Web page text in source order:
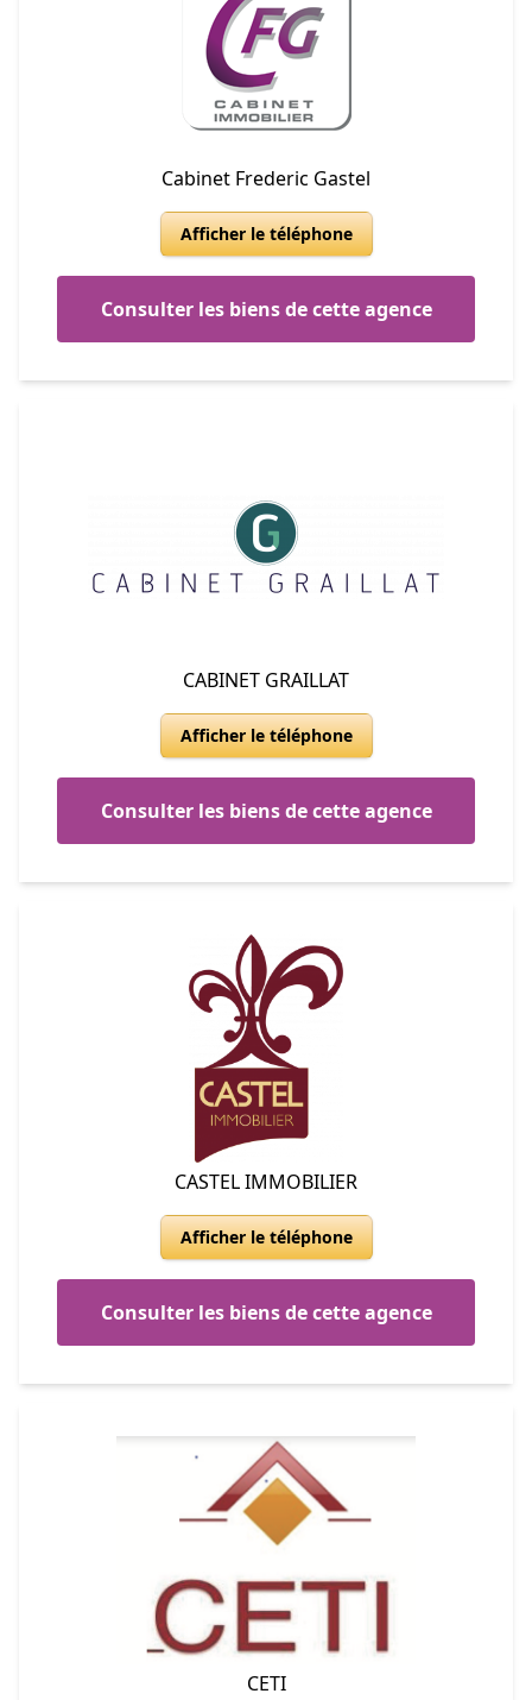
Cabinet Frederic Gastel
Afficher le téléphone
Consulter les biens de cette agence
CABINET GRAILLAT
Afficher le téléphone
Consulter les biens de cette agence
CASTEL IMMOBILIER
Afficher le téléphone
Consulter les biens de cette agence
CETI